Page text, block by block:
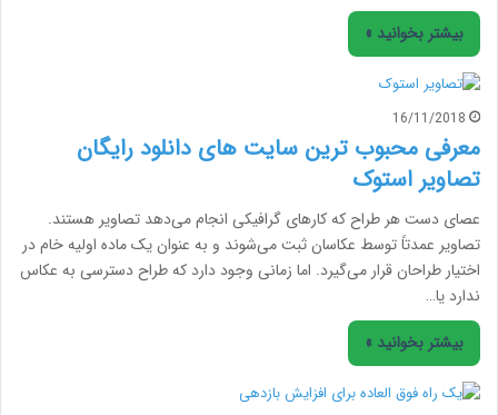
بیشتر بخوانید »
16/11/2018
معرفی محبوب ترین سایت های دانلود رایگان
تصاویر استوک
عصای دست هر طراح که کارهای گرافیکی انجام می‌دهد تصاویر هستند.
تصاویر عمدتاً توسط عکاسان ثبت می‌شوند و به عنوان یک ماده اولیه خام در
اختیار طراحان قرار می‌گیرد. اما زمانی وجود دارد که طراح دسترسی به عکاس
ندارد یا…
بیشتر بخوانید »